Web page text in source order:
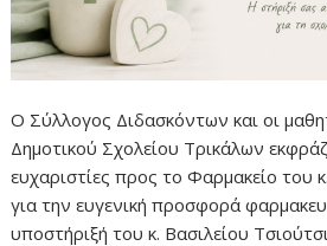
Ο Σύλλογος Διδασκόντων και οι
Δημοτικού Σχολείου Τρικάλων
ευχαριστίες προς το Φαρμακείο του
για την ευγενική προσφορά
υποστήριξή του κ. Βασιλείου